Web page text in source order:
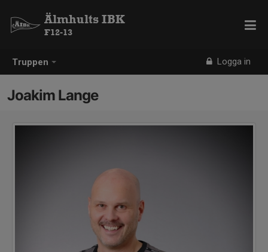
Truppen Logga in
Älmhults IBK
F12-13
Joakim Lange